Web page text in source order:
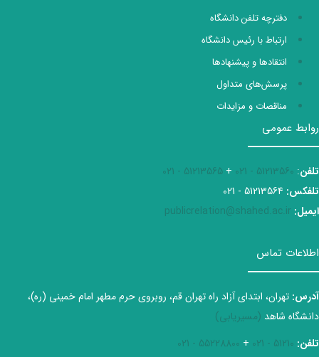
دفترچه تلفن دانشگاه
ارتباط با رئیس دانشگاه
انتقادها و پیشنهادها
پرسش‌های متداول
مناقصات و مزایدات
روابط عمومی
تلفن:
51213560 - 021
+
51213565 - 021
تلفکس:
ایمیل: publicrelation@shahed.ac.ir
اطلاعات تماس
آدرس: تهران، ابتدای آزاد راه تهران قم، روبروی حرم مطهر امام خمینی (ره)،
دانشگاه شاهد (مسیریابی)
تلفن: 51210 - 021
+
55228800 - 021